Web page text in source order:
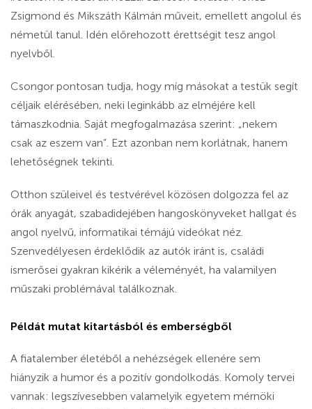
Zsigmond és Mikszáth Kálmán műveit, emellett angolul és
németül tanul. Idén előrehozott érettségit tesz angol
nyelvből.
Csongor pontosan tudja, hogy míg másokat a testük segít
céljaik elérésében, neki leginkább az elméjére kell
támaszkodnia. Saját megfogalmazása szerint: „nekem
csak az eszem van”. Ezt azonban nem korlátnak, hanem
lehetőségnek tekinti.
Otthon szüleivel és testvérével közösen dolgozza fel az
órák anyagát, szabadidejében hangoskönyveket hallgat és
angol nyelvű, informatikai témájú videókat néz.
Szenvedélyesen érdeklődik az autók iránt is, családi
ismerősei gyakran kikérik a véleményét, ha valamilyen
műszaki problémával találkoznak.
Példát mutat kitartásból és emberségből
A fiatalember életéből a nehézségek ellenére sem
hiányzik a humor és a pozitív gondolkodás. Komoly tervei
vannak: legszívesebben valamelyik egyetem mérnöki